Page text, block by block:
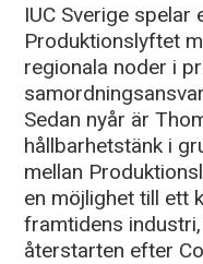
IUC Sverige spelar
Produktionslyftet
regionala noder i
Sedan nyår är
hållbarhetstänk i
mellan
en möjlighet till ett
framtidens
återstarten efter